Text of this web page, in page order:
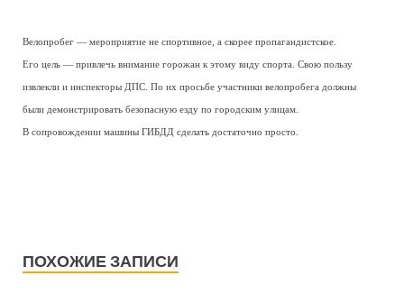
Велопробег — мероприятие не спортивное, а скорее пропагандистское.
Его цель — привлечь внимание горожан к этому виду спорта. Свою пользу
извлекли и инспекторы ДПС. По их просьбе участники велопробега должны
были демонстрировать безопасную езду по городским улицам.
В сопровождении машины ГИБДД сделать достаточно просто.
ПОХОЖИЕ ЗАПИСИ